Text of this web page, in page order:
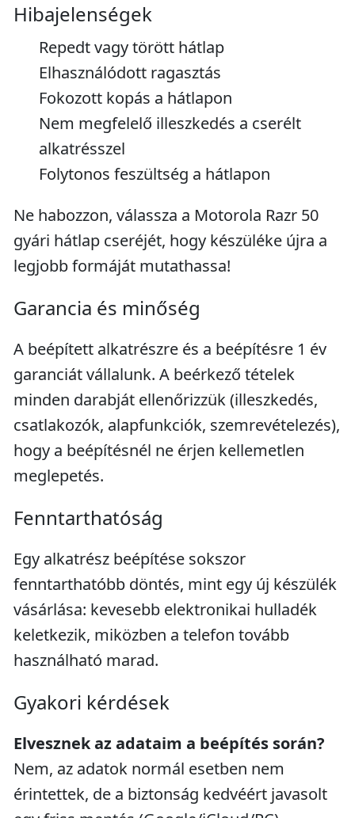
Hibajelenségek
Repedt vagy törött hátlap
Elhasználódott ragasztás
Fokozott kopás a hátlapon
Nem megfelelő illeszkedés a cserélt
alkatrésszel
Folytonos feszültség a hátlapon
Ne habozzon, válassza a Motorola Razr 50
gyári hátlap cseréjét, hogy készüléke újra a
legjobb formáját mutathassa!
Garancia és minőség
A beépített alkatrészre és a beépítésre 1 év
garanciát vállalunk. A beérkező tételek
minden darabját ellenőrizzük (illeszkedés,
csatlakozók, alapfunkciók, szemrevételezés),
hogy a beépítésnél ne érjen kellemetlen
meglepetés.
Fenntarthatóság
Egy alkatrész beépítése sokszor
fenntarthatóbb döntés, mint egy új készülék
vásárlása: kevesebb elektronikai hulladék
keletkezik, miközben a telefon tovább
használható marad.
Gyakori kérdések
Elvesznek az adataim a beépítés során?
Nem, az adatok normál esetben nem
érintettek, de a biztonság kedvéért javasolt